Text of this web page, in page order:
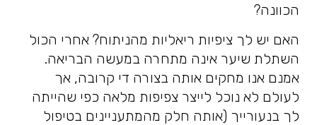
הכוונה?
האם יש לך ציפיות ריאליות מהניתוח? אחרי הכול
השתלת שיער אינה מתחרה במעשה הבריאה.
אמנם אנו מחקים אותה בצורה די קרובה, אך
לעולם לא נוכל לייצר צפיפות מלאה כפי שהייתה
לך בנעורייך (אותה חלק מהמתעניינים בטיפול